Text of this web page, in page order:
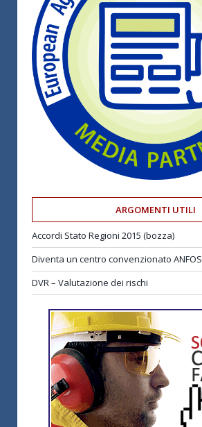
ARGOMENTI UTILI
Accordi Stato Regioni 2015 (bozza)
Diventa un centro convenzionato ANFOS
DVR – Valutazione dei rischi